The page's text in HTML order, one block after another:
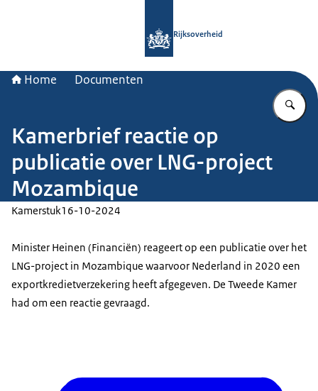
Rijksoverheid
Home Documenten
Kamerbrief reactie op
publicatie over LNG-project
Mozambique
Kamerstuk16-10-2024
Minister Heinen (Financiën) reageert op een publicatie over het
LNG-project in Mozambique waarvoor Nederland in 2020 een
exportkredietverzekering heeft afgegeven. De Tweede Kamer
had om een reactie gevraagd.